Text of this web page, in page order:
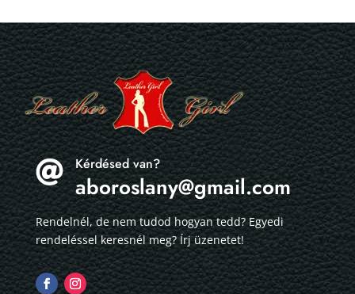
 Kérdésed van?
aboroslany@gmail.com
Rendelnél, de nem tudod hogyan tedd? Egyedi
rendeléssel keresnél meg? Írj üzenetet!